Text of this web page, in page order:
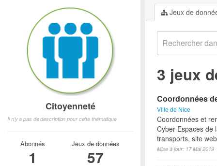
Jeux de
3 jeux
Coordonnées
Ville de Nice
Coordonnées et
Cyber-Espaces de
transports, site
Mise à jour: 17 Mai 2019
Citoyenneté
Il n'y a pas de description pour cette thématique
Abonnés
1
Jeux de données
57